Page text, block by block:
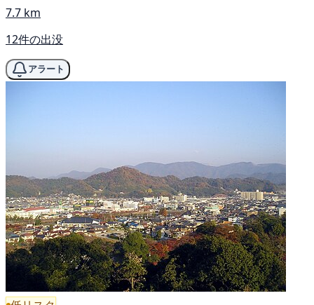
7.7 km
12件の出没
アラート